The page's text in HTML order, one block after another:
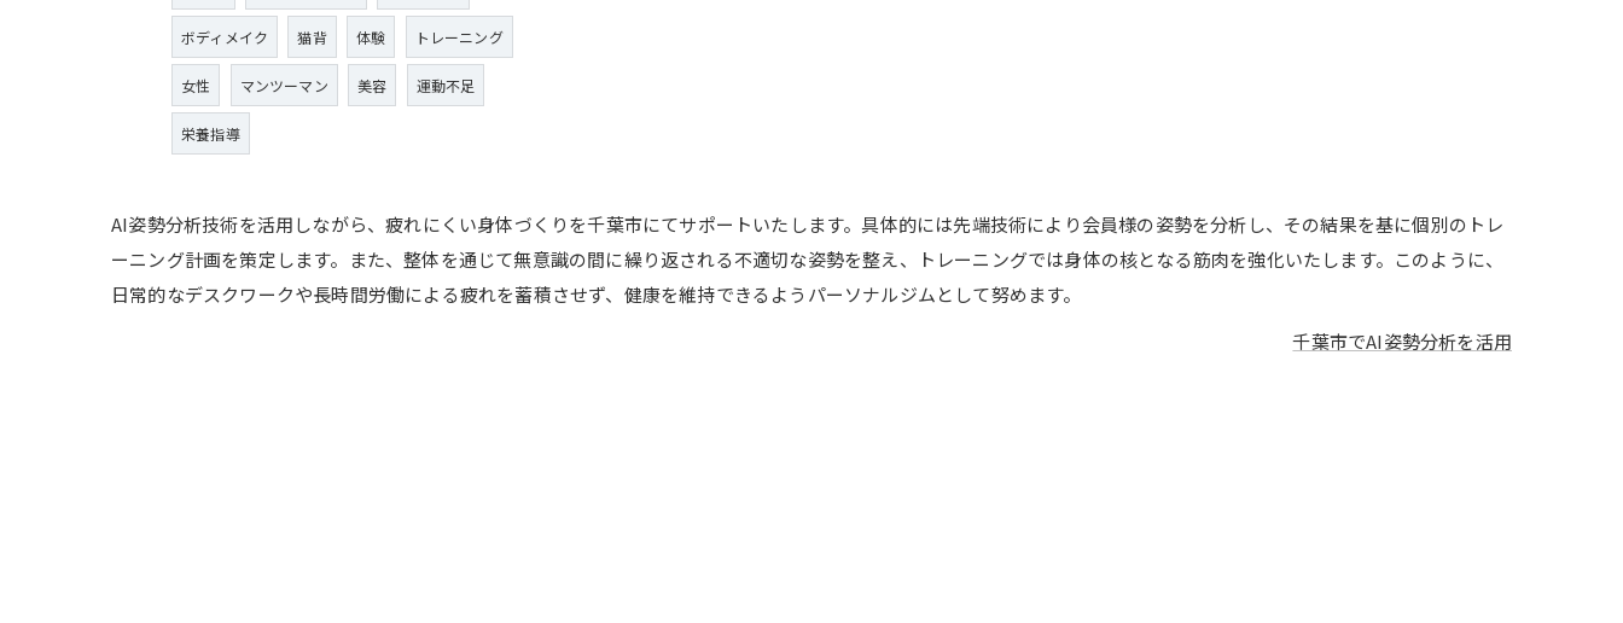
ボディメイク 猫背 体験 トレーニング
女性 マンツーマン 美容 運動不足
栄養指導
AI姿勢分析技術を活用しながら、疲れにくい身体づくりを千葉市にてサポートいたします。具体的には先端技術により会員様の姿勢を分析し、その結果を基に個別のトレ
ーニング計画を策定します。また、整体を通じて無意識の間に繰り返される不適切な姿勢を整え、トレーニングでは身体の核となる筋肉を強化いたします。このように、
日常的なデスクワークや長時間労働による疲れを蓄積させず、健康を維持できるようパーソナルジムとして努めます。
千葉市でAI姿勢分析を活用